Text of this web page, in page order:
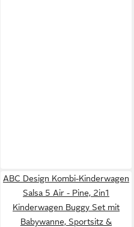
ABC Design Kombi-Kinderwagen
Salsa 5 Air - Pine, 2in1
Kinderwagen Buggy Set mit
Babywanne, Sportsitz &